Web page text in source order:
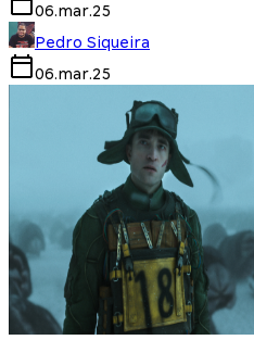
06.mar.25
Pedro Siqueira
06.mar.25